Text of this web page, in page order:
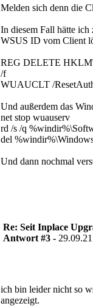
Melden sich denn die
In diesem Fall hätte ich
WSUS ID vom Client
REG DELETE
/f
WUAUCLT /
Und außerdem das
net stop wuauserv
rd /s /q
del
Und dann nochmal
Re: Seit Inplace
Antwort #3 -
ich bin leider nicht so
angezeigt.